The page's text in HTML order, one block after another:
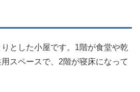
とした小屋です。1階が食堂や乾
スペースで、2階が寝床になって